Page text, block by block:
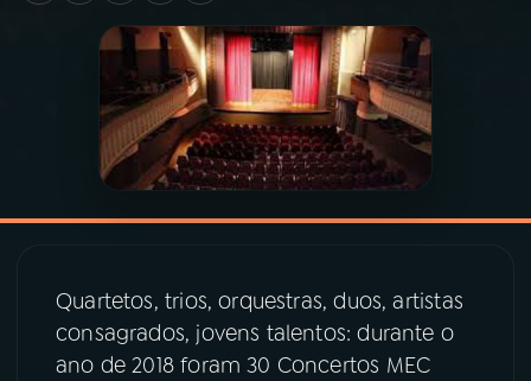
PROGRAMAS
PODCASTS
07 ÚLTIMAS
Quartetos, trios, orquestras, duos, artistas
consagrados, jovens talentos: durante o
ano de 2018 foram 30 Concertos MEC